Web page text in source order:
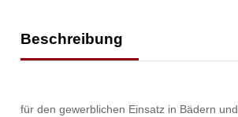
Beschreibung
für den gewerblichen Einsatz in Bädern und